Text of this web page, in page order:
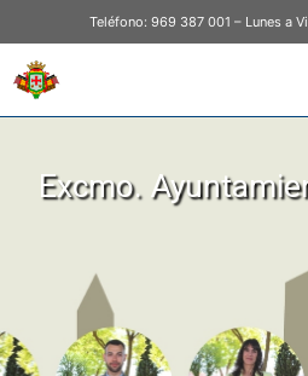
Teléfono: 969 387 001 – Lunes a
Excmo.